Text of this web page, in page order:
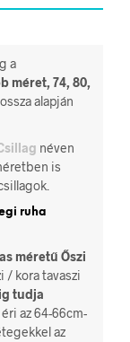
a
méret, 74, 80,
alapján
néven
is
ruha
méretű Őszi
/ kora tavaszi
tudja
az 64-66cm-
az